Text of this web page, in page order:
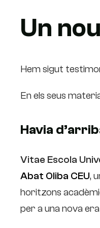
Un
Hem sigut
En els seus
Havia
Vitae Escola
Abat Oliba CEU,
horitzons
per a una nova